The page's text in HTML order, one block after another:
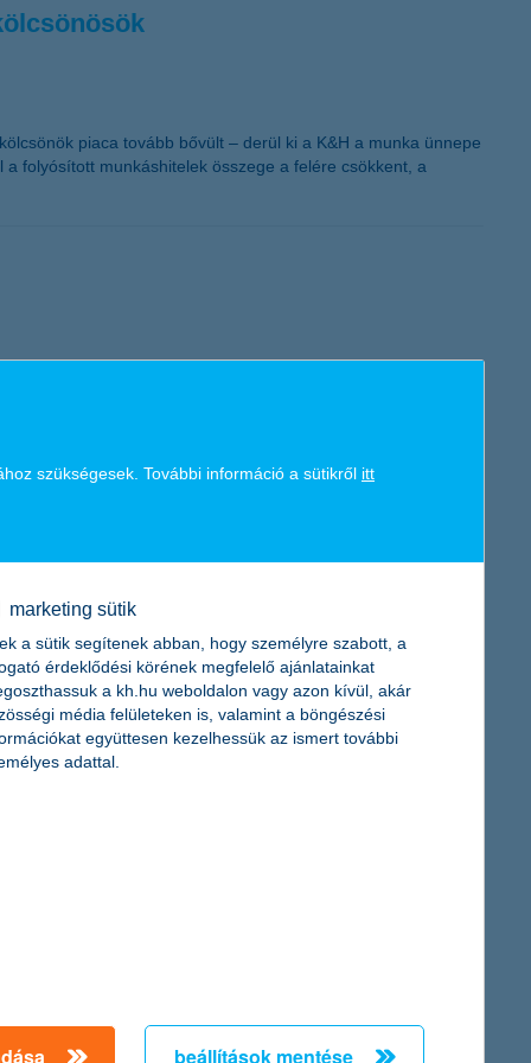
piaca tovább bővült – derül ki a K&H a munka ünnepe
folyósított munkáshitelek összege a felére csökkent, a
vásároljanak az online térben. A virtuális kártya nem
kapcsolatos pozitív várakozásokat tükrözheti.
elmarad a sokéves átlagtól. A szakértők szerint az aszály
szükségesek. További információ a sütikről itt
marketing sütik
a sütik segítenek abban, hogy személyre szabott, a
érdeklődési körének megfelelő ajánlatainkat
a kh.hu weboldalon vagy azon kívül, akár
média felületeken is, valamint a böngészési
együttesen kezelhessük az ismert további
adattal.
beállítások mentése